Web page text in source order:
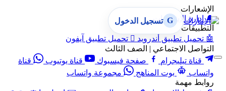
الإشعارات
🔔 إدارة الإشعارات
التطبيقات
🤖 تحميل تطبيق أندرويد  تحميل تطبيق آيفون
التواصل الاجتماعي | الصف الثالث
قناة تيليجرام
صفحة فيسبوك قناة يوتيوب
قناة
واتساب
بوت المناهج
مجموعة واتساب
روابط مهمة
G تسجيل الدخول